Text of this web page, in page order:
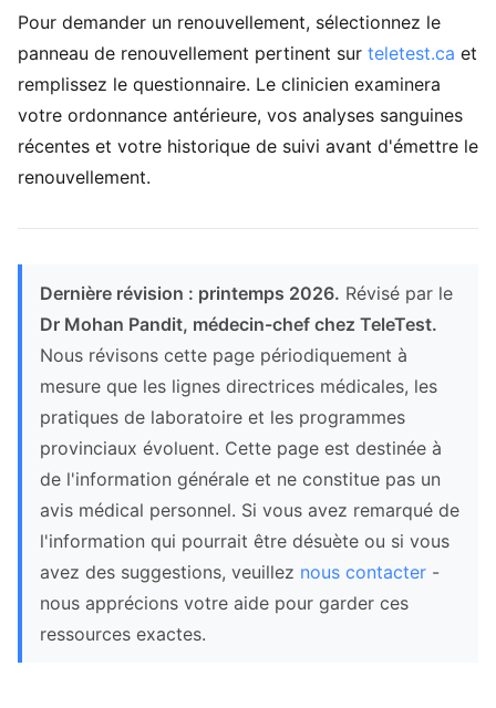
Pour demander un renouvellement, sélectionnez le
panneau de renouvellement pertinent sur teletest.ca et
remplissez le questionnaire. Le clinicien examinera
votre ordonnance antérieure, vos analyses sanguines
récentes et votre historique de suivi avant d'émettre le
renouvellement.
Dernière révision : printemps 2026. Révisé par le
Dr Mohan Pandit, médecin-chef chez TeleTest.
Nous révisons cette page périodiquement à
mesure que les lignes directrices médicales, les
pratiques de laboratoire et les programmes
provinciaux évoluent. Cette page est destinée à
de l'information générale et ne constitue pas un
avis médical personnel. Si vous avez remarqué de
l'information qui pourrait être désuète ou si vous
avez des suggestions, veuillez nous contacter -
nous apprécions votre aide pour garder ces
ressources exactes.